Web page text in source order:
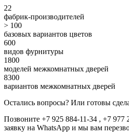
22
фабрик-производителей
> 100
базовых вариантов цветов
600
видов фурнитуры
1800
моделей межкомнатных дверей
8300
вариантов межкомнатных дверей
Остались вопросы? Или готовы
Позвоните +7 925 884-11-34 , +7 977
заявку на WhatsApp и мы вам